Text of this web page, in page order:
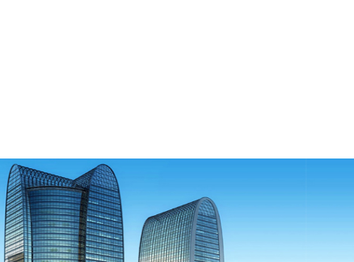
少工委微信公众号
陆 成都建设网站公司哪家好
好 建设网站公司哪家好 哪家网站建设公司好
设公司哪家好 成都企业网站建设 企业网站建设
企业网站建设公司 seo推广 成都企业网站设计
网站设计 成都企业网站 成都SEO公司 SEO公司
标签优化 成都网站建设公司选哪家 成都seo优化